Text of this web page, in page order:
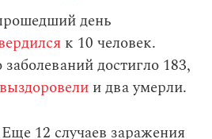
день
к 10 человек.
достигло 183,
выздоровели и два умерли.
Еще 12 случаев заражения